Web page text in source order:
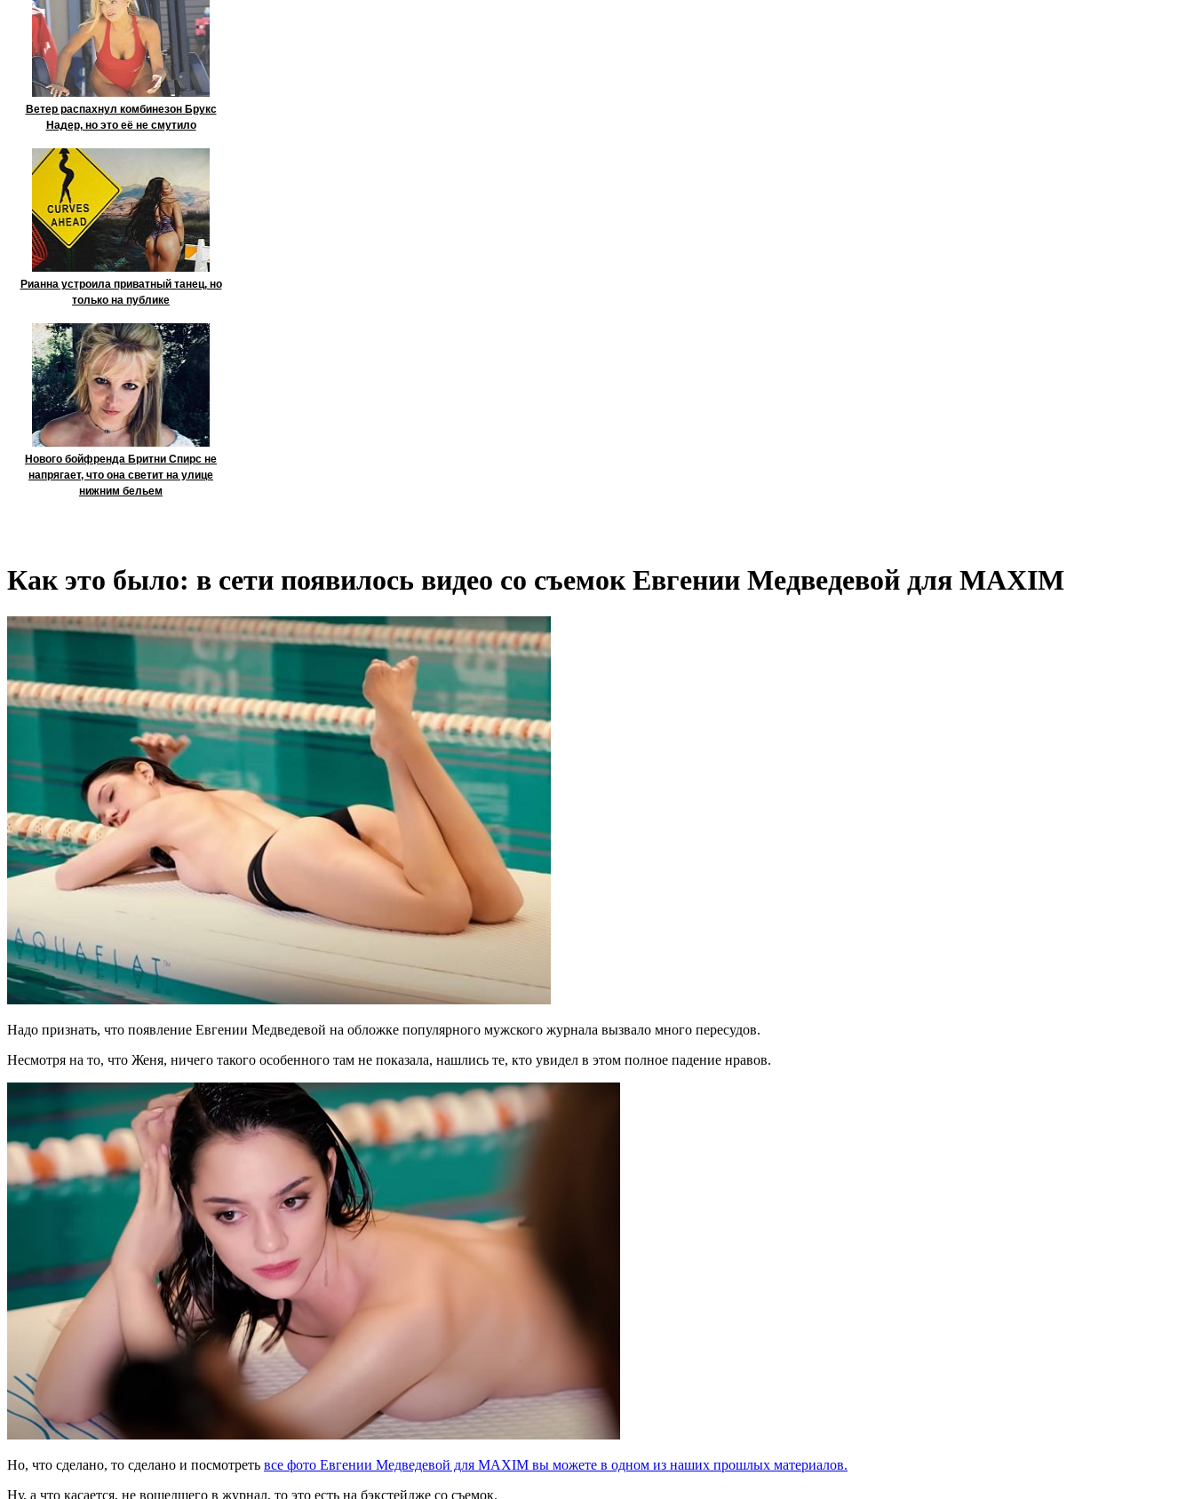
Ветер распахнул комбинезон Брукс
Надер, но это её не смутило
Рианна устроила приватный танец, но
только на публике
Нового бойфренда Бритни Спирс не
напрягает, что она светит на улице
нижним бельем
Как это было: в сети появилось видео со съемок Евгении Медведевой для MAXIM
Надо признать, что появление Евгении Медведевой на обложке популярного мужского журнала вызвало много пересудов.
Несмотря на то, что Женя, ничего такого особенного там не показала, нашлись те, кто увидел в этом полное падение нравов.
Но, что сделано, то сделано и посмотреть все фото Евгении Медведевой для MAXIM вы можете в одном из наших прошлых материалов.
Ну, а что касается, не вошедшего в журнал, то это есть на бэкстейдже со съемок.